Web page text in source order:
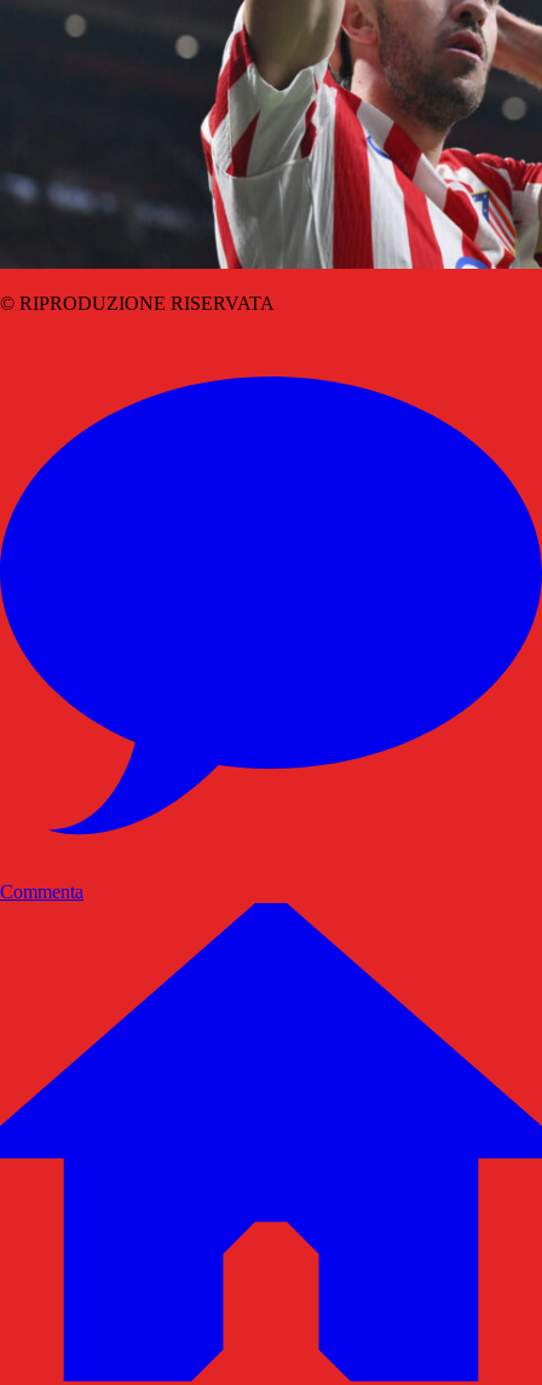
© RIPRODUZIONE RISERVATA
Commenta